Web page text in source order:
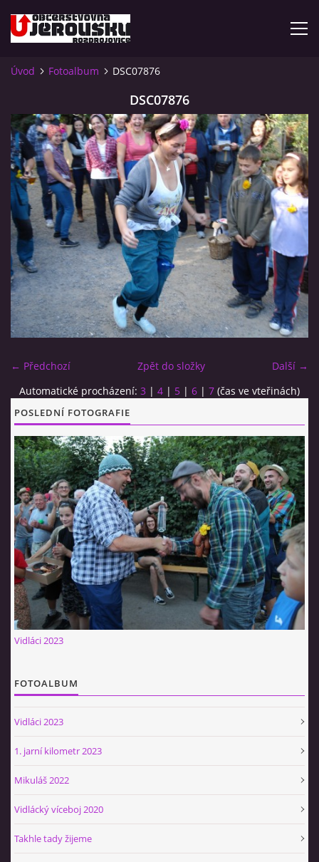
KDE NÁS NAJDETE?
VIDLÁCKÝ VÍCEBOJ 2023 - VIDEO
OTEVÍRACÍ DOBA
VIDLÁCKÝ VÍCEBOJ 2020 - ČLÁNEK Z ROZDROJOVICKÉ
DRBNY 4/2020
VIDLÁCKÝ VÍCEBOJ 2020 - VIDEO
CO SI U NÁS DÁTE?
STUDENÁ KUCHYNĚ
FOTOALBUM
CESTA KOLEM SVĚTA 2014 - VIDEO
VIDLÁCKÝ VÍCEBOJ 2023
CENÍK
Šafránka 182E
petr.jerousek@vinium.cz
Úvod Fotoalbum DSC07876
DSC07876
← Předchozí Další →
Zpět do složky
Automatické procházení: 3 | 4 | 5 | 6 | 7 (čas ve vteřinách)
POSLEDNÍ FOTOGRAFIE
Vidláci 2023
FOTOALBUM
Vidláci 2023
1. jarní kilometr 2023
Mikuláš 2022
Vidlácký víceboj 2020
Takhle tady žijeme